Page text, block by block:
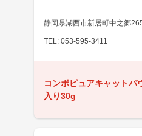
静岡県湖西市新居町中之郷
TEL: 053-595-3411
コンボピュアキャットパ
入り30g